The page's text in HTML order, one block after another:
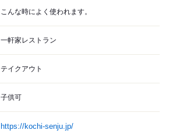
こんな時によく使われます。
一軒家レストラン
テイクアウト
子供可
https://kochi-senju.jp/